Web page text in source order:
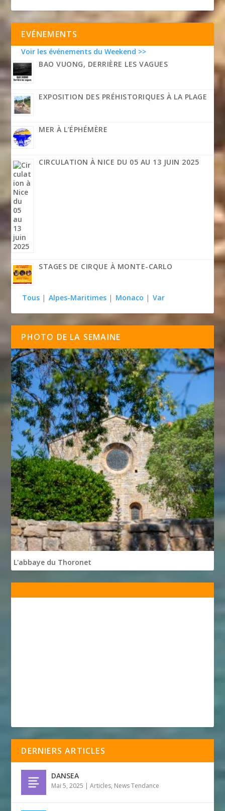
EVÉNEMENTS
Voir les événements du Weekend >>
BAO VUONG, DERRIÈRE LES VAGUES
EXPOSITION DES PRÉHISTORIQUES À LA PLAGE
MER À L’ÉPHÉMÈRE
CIRCULATION À NICE DU 05 AU 13 JUIN 2025
STAGES DE CIRQUE À MONTE-CARLO
Tous | Alpes-Maritimes | Monaco | Var
PHOTO DE LA SEMAINE
L'abbaye du Thoronet
DERNIERS ARTICLES
DANSEA
Mai 5, 2025 |Articles, News Tendance